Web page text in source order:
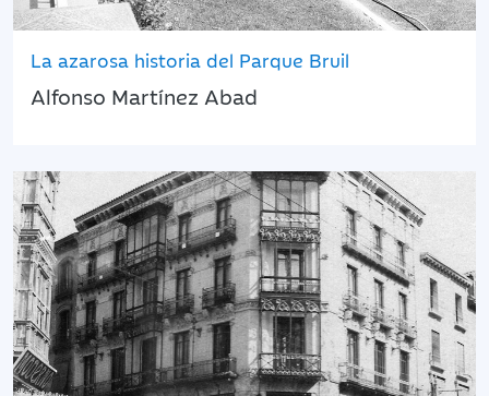
La azarosa historia del Parque Bruil
Alfonso Martínez Abad